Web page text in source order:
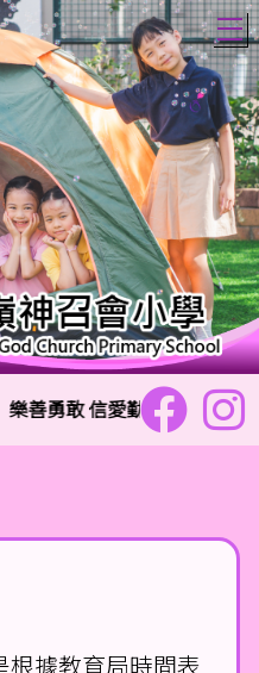
善勇敢 信愛勤誠
根據教育局時間表